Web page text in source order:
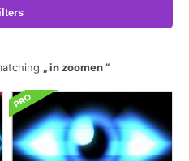
in zoomen